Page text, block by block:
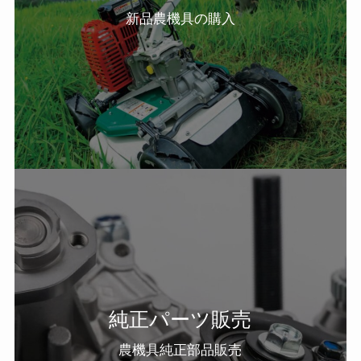
新品農機具の購入
純正パーツ販売
農機具純正部品販売